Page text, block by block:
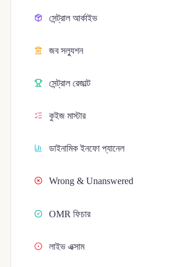
সেন্ট্রাল আর্কাইভ
জব সল্যুশন
সেন্ট্রাল রেজাল্ট
কুইজ মাস্টার
ডাইনামিক ইনফো প্যানেল
Wrong & Unanswered
OMR ফিচার
লাইভ এক্সাম